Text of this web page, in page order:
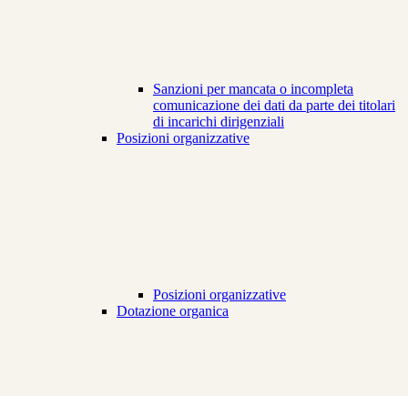
Sanzioni per mancata o incompleta
comunicazione dei dati da parte dei titolari
di incarichi dirigenziali
Posizioni organizzative
Posizioni organizzative
Dotazione organica